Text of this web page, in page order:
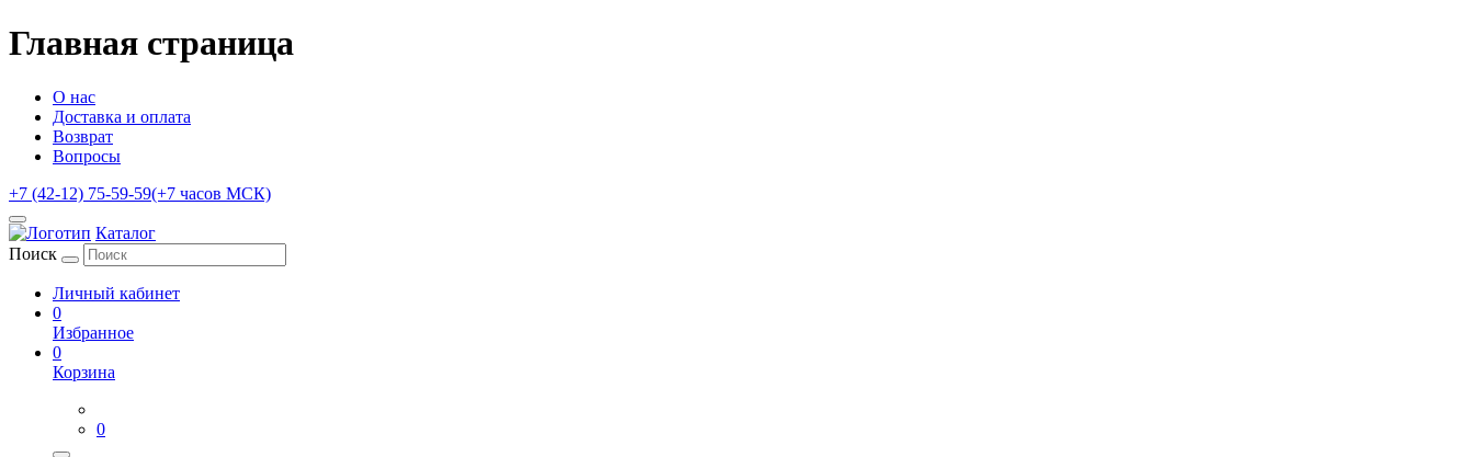
Главная страница
О нас
Доставка и оплата
Возврат
Вопросы
+7 (42-12) 75-59-59(+7 часов МСК)
Каталог
Поиск
Личный кабинет
0
Избранное
0
Корзина
0